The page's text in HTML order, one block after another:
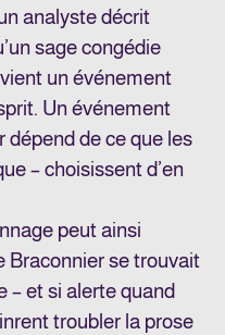
analyste décrit
sage congédie
un événement
Un événement
dépend de ce que les
– choisissent d’en
peut ainsi
Braconnier se trouvait
– et si alerte quand
troubler la prose